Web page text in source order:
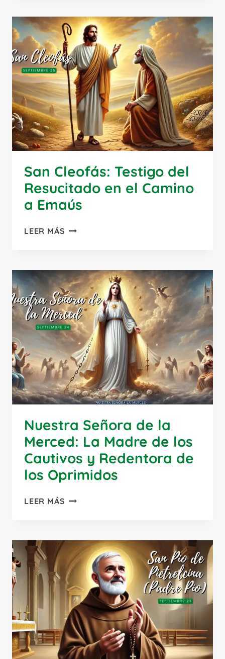
MÉDICOS
DE
CUERPOS
Y
ALMAS
San Cleofás: Testigo del
Resucitado en el Camino
a Emaús
LEER MÁS SAN
RESUCITADO
EN
EL
CAMINO
A
EMAÚS
Nuestra Señora de la
Merced: La Madre de los
Cautivos y Redentora de
los Oprimidos
LEER MÁS NUESTRA
MERCED:
LA
MADRE
DE
LOS
CAUTIVOS
Y
REDENTORA
DE
LOS